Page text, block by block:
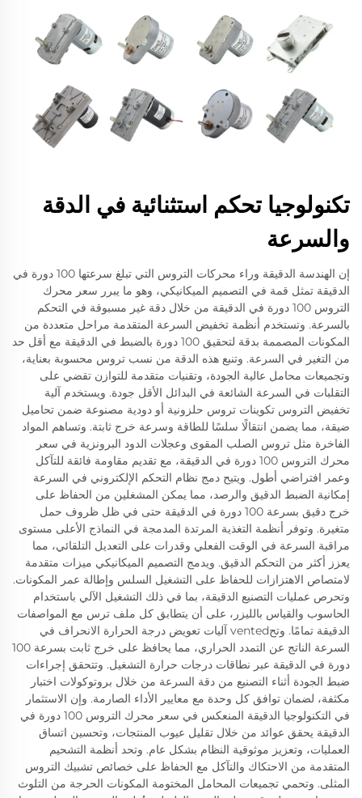
تكنولوجيا تحكم استثنائية في الدقة
والسرعة
إن الهندسة الدقيقة وراء محركات التروس التي تبلغ سرعتها 100 دورة في
الدقيقة تمثل قمة في التصميم الميكانيكي، وهو ما يبرر سعر محرك
التروس 100 دورة في الدقيقة من خلال دقة غير مسبوقة في التحكم
بالسرعة. وتستخدم أنظمة تخفيض السرعة المتقدمة مراحل متعددة من
المكونات المصممة بدقة لتحقيق 100 دورة بالضبط في الدقيقة مع أقل حد
من التغير في السرعة. وتنبع هذه الدقة من نسب تروس محسوبة بعناية،
وتجميعات محامل عالية الجودة، وتقنيات متقدمة للتوازن تقضي على
التقلبات في السرعة الشائعة في البدائل الأقل جودة. ويستخدم آلية
تخفيض التروس تكوينات تروس حلزونية أو دودية مصنوعة ضمن تحاميل
ضيقة، مما يضمن انتقالًا سلسًا للطاقة وسرعة خرج ثابتة. وتساهم المواد
الفاخرة مثل تروس الصلب المقوى وعجلات الدود البرونزية في سعر
محرك التروس 100 دورة في الدقيقة، مع تقديم مقاومة فائقة للتآكل
وعمر افتراضي أطول. ويتيح دمج نظام التحكم الإلكتروني في السرعة
إمكانية الضبط الدقيق والرصد، مما يمكن المشغلين من الحفاظ على
خرج دقيق بسرعة 100 دورة في الدقيقة حتى في ظل ظروف حمل
متغيرة. وتوفر أنظمة التغذية المرتدة المدمجة في النماذج الأعلى مستوى
مراقبة السرعة في الوقت الفعلي وقدرات على التعديل التلقائي، مما
يعزز أكثر من التحكم الدقيق. ويدمج التصميم الميكانيكي ميزات متقدمة
لامتصاص الاهتزازات للحفاظ على التشغيل السلس وإطالة عمر المكونات.
وتحرص عمليات التصنيع الدقيقة، بما في ذلك التشغيل الآلي باستخدام
الحاسوب والقياس بالليزر، على أن يتطابق كل ملف ترس مع المواصفات
الدقيقة تمامًا. وتحvented آليات تعويض درجة الحرارة الانحراف في
السرعة الناتج عن التمدد الحراري، مما يحافظ على خرج ثابت بسرعة 100
دورة في الدقيقة عبر نطاقات درجات حرارة التشغيل. وتتحقق إجراءات
ضبط الجودة أثناء التصنيع من دقة السرعة من خلال بروتوكولات اختبار
مكثفة، لضمان توافق كل وحدة مع معايير الأداء الصارمة. وإن الاستثمار
في التكنولوجيا الدقيقة المنعكس في سعر محرك التروس 100 دورة في
الدقيقة يحقق عوائد من خلال تقليل عيوب المنتجات، وتحسين اتساق
العمليات، وتعزيز موثوقية النظام بشكل عام. وتحد أنظمة التشحيم
المتقدمة من الاحتكاك والتآكل مع الحفاظ على خصائص تشبيك التروس
المثلى. وتحمي تجميعات المحامل المختومة المكونات الحرجة من التلوث